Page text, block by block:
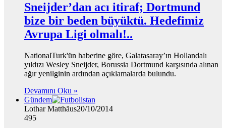
Sneijder’dan acı itiraf; Dortmund
bize bir beden büyüktü. Hedefimiz
Avrupa Ligi olmalı!..
NationalTurk'ün haberine göre, Galatasaray’ın Hollandalı
yıldızı Wesley Sneijder, Borussia Dortmund karşısında alınan
ağır yenilginin ardından açıklamalarda bulundu.
Devamını Oku »
Gündem
Lothar Matthäus20/10/2014
495